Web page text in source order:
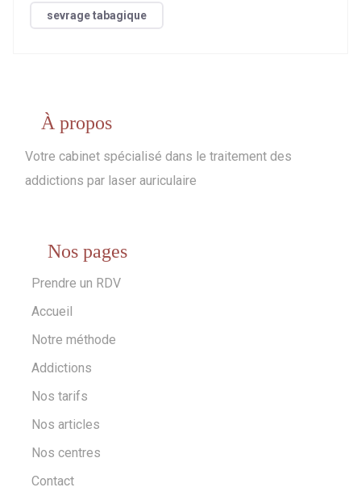
sevrage tabagique
À propos
Votre cabinet spécialisé dans le traitement des
addictions par laser auriculaire
Nos pages
Prendre un RDV
Accueil
Notre méthode
Addictions
Nos tarifs
Nos articles
Nos centres
Contact